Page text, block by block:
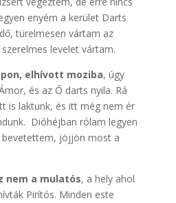
enyém a kerület Darts
türelmesen vártam az
levelet vártam.
elhívott moziba, úgy
és az Ő darts nyila. Rá
is laktunk, és itt még nem ér
Dióhéjban rólam legyen
bevetettem, jöjjön most a
nem a mulatós, a hely ahol
Pirítós. Minden este